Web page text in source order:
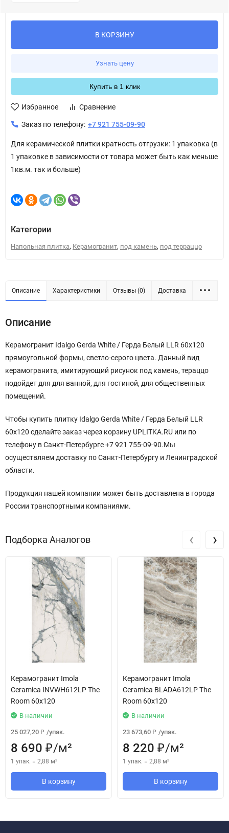
В КОРЗИНУ
Узнать цену
Купить в 1 клик
Избранное Сравнение
Заказ по телефону: +7 921 755-09-90
Для керамической плитки кратность отгрузки: 1 упаковка (в
1 упаковке в зависимости от товара может быть как меньше
1кв.м. так и больше)
Категории
Напольная плитка, Керамогранит, под камень, под терраццо
Описание Характеристики Отзывы (0) Доставка
Описание
Керамогранит Idalgo Gerda White / Герда Белый LLR 60x120
прямоугольной формы, светло-серого цвета. Данный вид
керамогранита, имитирующий рисунок под камень, тераццо
подойдет для для ванной, для гостиной, для общественных
помещений.
Чтобы купить плитку Idalgo Gerda White / Герда Белый LLR
60x120 сделайте заказ через корзину UPLITKA.RU или по
телефону в Санкт-Петербурге +7 921 755-09-90.Мы
осуществляем доставку по Санкт-Петербургу и Ленинградской
области.
Продукция нашей компании может быть доставлена в города
России транспортными компаниями.
Подборка Аналогов
Керамогранит Imola
Ceramica INVWH612LP The
Room 60x120
В наличии
25 027,20 ₽ /упак.
8 690 ₽/м²
1 упак. = 2,88 м²
В корзину
Керамогранит Imola
Ceramica BLADA612LP The
Room 60x120
В наличии
23 673,60 ₽ /упак.
8 220 ₽/м²
1 упак. = 2,88 м²
В корзину
‹ ›